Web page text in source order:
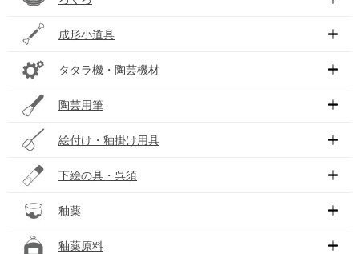
成形小道具
タタラ機・陶芸機材
陶芸用筆
絵付け・釉掛け用具
下絵の具・呉須
釉薬
釉薬原料